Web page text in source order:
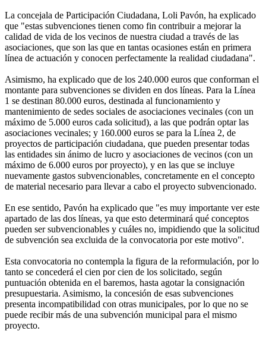
La concejala de Participación Ciudadana, Loli Pavón, ha explicado
que "estas subvenciones tienen como fin contribuir a mejorar la
calidad de vida de los vecinos de nuestra ciudad a través de las
asociaciones, que son las que en tantas ocasiones están en primera
línea de actuación y conocen perfectamente la realidad ciudadana".
Asimismo, ha explicado que de los 240.000 euros que conforman el
montante para subvenciones se dividen en dos líneas. Para la Línea
1 se destinan 80.000 euros, destinada al funcionamiento y
mantenimiento de sedes sociales de asociaciones vecinales (con un
máximo de 5.000 euros cada solicitud), a las que podrán optar las
asociaciones vecinales; y 160.000 euros se para la Línea 2, de
proyectos de participación ciudadana, que pueden presentar todas
las entidades sin ánimo de lucro y asociaciones de vecinos (con un
máximo de 6.000 euros por proyecto), y en las que se incluye
nuevamente gastos subvencionables, concretamente en el concepto
de material necesario para llevar a cabo el proyecto subvencionado.
En ese sentido, Pavón ha explicado que "es muy importante ver este
apartado de las dos líneas, ya que esto determinará qué conceptos
pueden ser subvencionables y cuáles no, impidiendo que la solicitud
de subvención sea excluida de la convocatoria por este motivo".
Esta convocatoria no contempla la figura de la reformulación, por lo
tanto se concederá el cien por cien de los solicitado, según
puntuación obtenida en el baremos, hasta agotar la consignación
presupuestaria. Asimismo, la concesión de esas subvenciones
presenta incompatibilidad con otras municipales, por lo que no se
puede recibir más de una subvención municipal para el mismo
proyecto.